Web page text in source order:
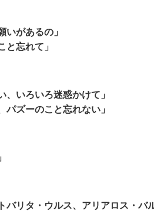
いがあるの」
と忘れて」
、いろいろ迷惑かけて」
パズーのこと忘れない」
バリタ・ウルス、アリアロス・バ